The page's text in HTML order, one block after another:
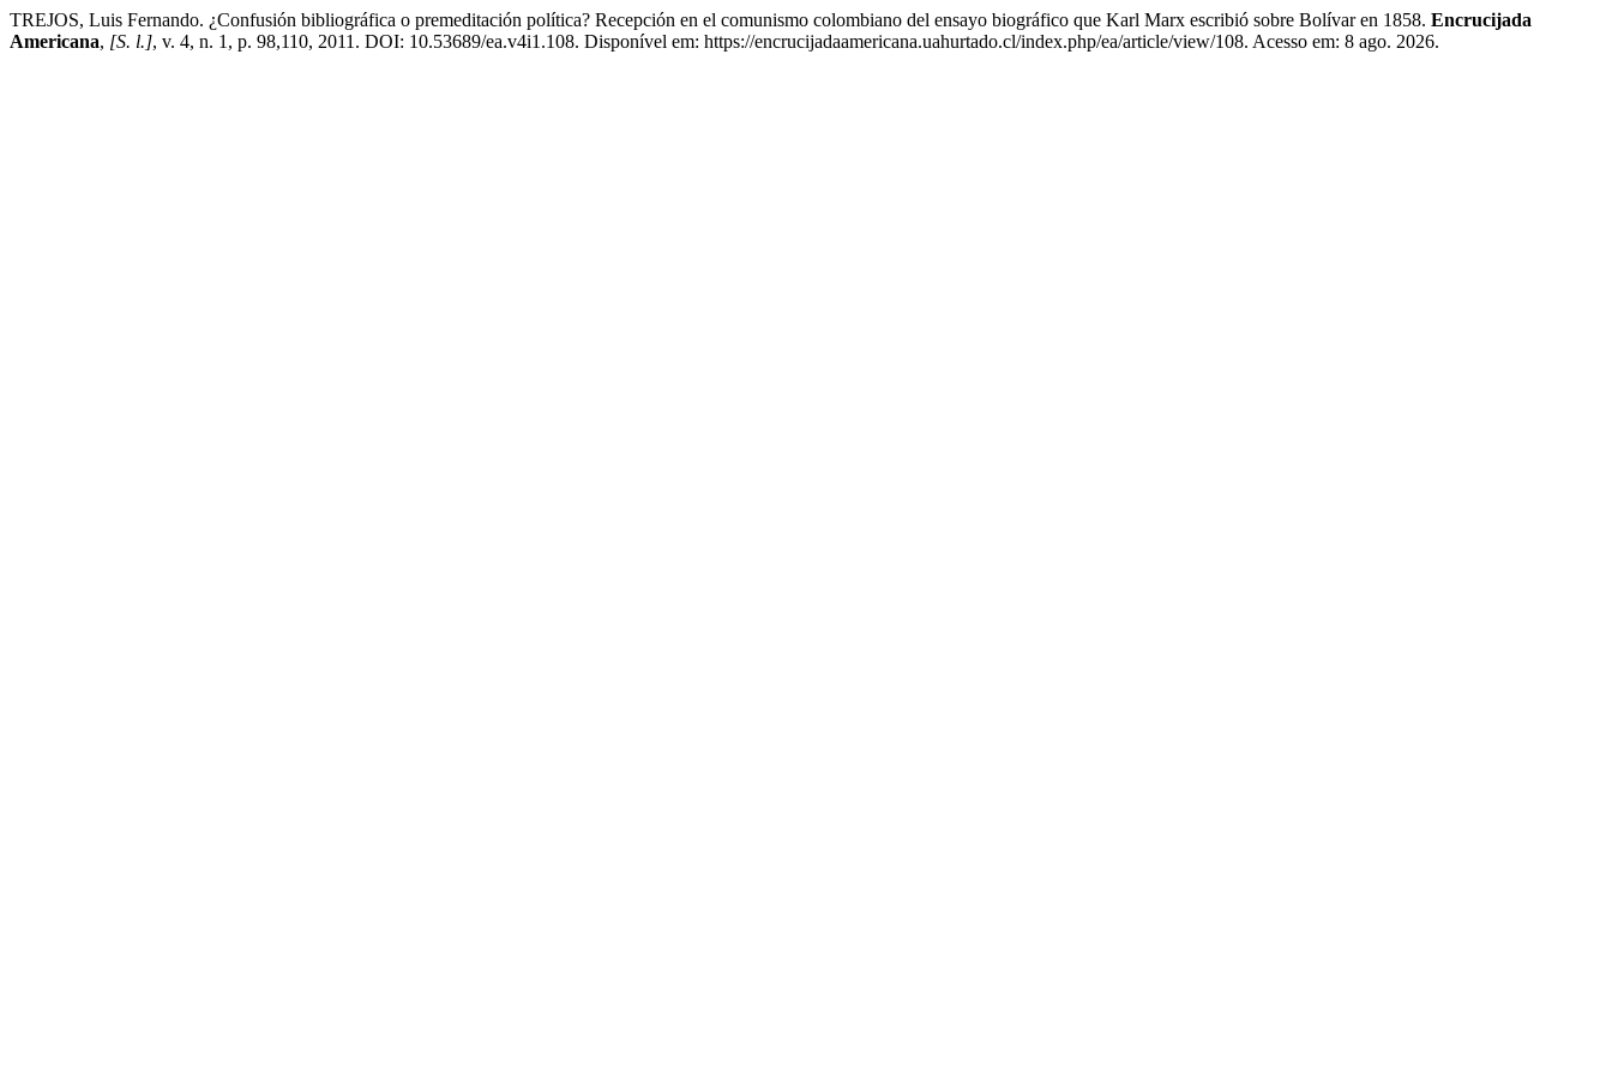
TREJOS, Luis Fernando. ¿Confusión bibliográfica o premeditación política? Recepción en el comunismo colombiano del ensayo biográfico que Karl Marx escribió sobre Bolívar en 1858. Encrucijada
Americana, [S. l.], v. 4, n. 1, p. 98,110, 2011. DOI: 10.53689/ea.v4i1.108. Disponível em: https://encrucijadaamericana.uahurtado.cl/index.php/ea/article/view/108. Acesso em: 8 ago. 2026.